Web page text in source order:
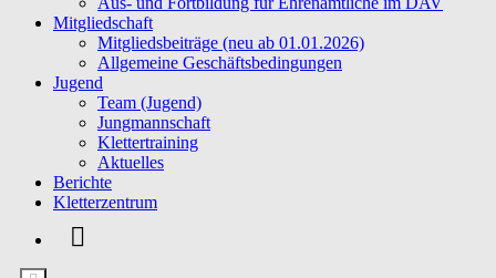
Mitgliedschaft
Mitgliedsbeiträge (neu ab 01.01.2026)
Allgemeine Geschäftsbedingungen
Jugend
Team (Jugend)
Jungmannschaft
Klettertraining
Aktuelles
Berichte
Kletterzentrum